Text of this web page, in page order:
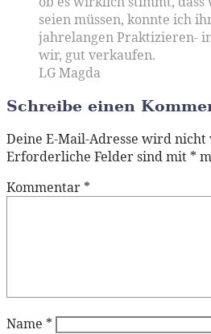
seien müssen, konnte ich
jahrelangen Praktizieren-
wir, gut verkaufen.
LG Magda
Schreibe einen
Deine E-Mail-Adresse wird
Erforderliche Felder sind mit *
Kommentar *
Name *